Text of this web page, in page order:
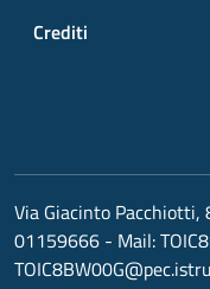
Crediti
Via Giacinto Pacchiotti,
01159666 - Mail: